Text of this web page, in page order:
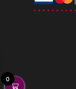
0